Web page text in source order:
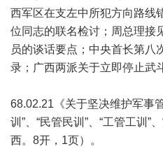
西军区在支左中所犯方向路线
位同志的联名检讨；周总理接
员的谈话要点；中央首长第八
录；广西两派关于立即停止武
68.02.21《关于坚决维护军事
训”、“民管民训”、“工管工训”
西。8开，1页）。